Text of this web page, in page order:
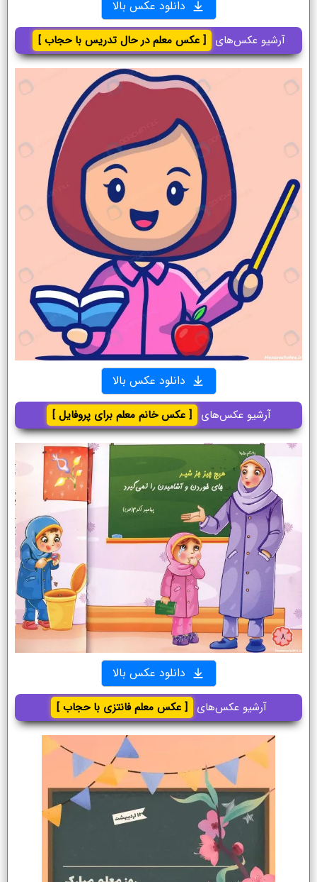
دانلود عکس بالا
آرشیو عکس‌های [ عکس معلم در حال تدریس با حجاب ]
دانلود عکس بالا
آرشیو عکس‌های [ عکس خانم معلم برای پروفایل ]
دانلود عکس بالا
آرشیو عکس‌های [ عکس معلم فانتزی با حجاب ]